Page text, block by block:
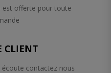
est offerte pour toute
CLIENT
contactez nous